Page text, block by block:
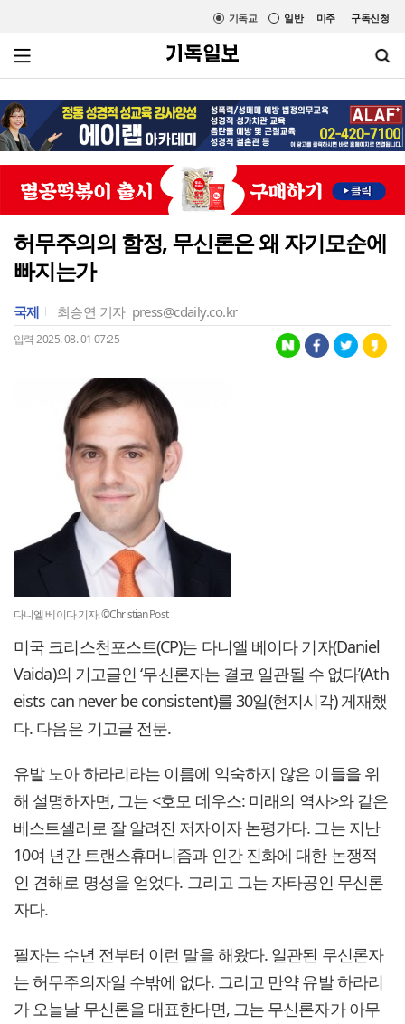
미주 구독신청
일반
기독교
허무주의의 함정, 무신론은 왜 자기모순에
빠지는가
국제 최승연 기자 press@cdaily.co.kr
입력 2025. 08. 01 07:25
다니엘 베이다 기자. ©Christian Post
미국 크리스천포스트(CP)는 다니엘 베이다 기자(Daniel
Vaida)의 기고글인 ‘무신론자는 결코 일관될 수 없다’(Ath
eists can never be consistent)를 30일(현지시각) 게재했
다. 다음은 기고글 전문.
유발 노아 하라리라는 이름에 익숙하지 않은 이들을 위
해 설명하자면, 그는 <호모 데우스: 미래의 역사>와 같은
베스트셀러로 잘 알려진 저자이자 논평가다. 그는 지난
10여 년간 트랜스휴머니즘과 인간 진화에 대한 논쟁적
인 견해로 명성을 얻었다. 그리고 그는 자타공인 무신론
자다.
필자는 수년 전부터 이런 말을 해왔다. 일관된 무신론자
는 허무주의자일 수밖에 없다. 그리고 만약 유발 하라리
가 오늘날 무신론을 대표한다면, 그는 무신론자가 아무